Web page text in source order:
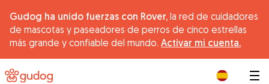
Gudog ha unido fuerzas con Rover, la red de cuidadores
de mascotas y paseadores de perros de cinco estrellas
más grande y confiable del mundo. Activar mi cuenta.